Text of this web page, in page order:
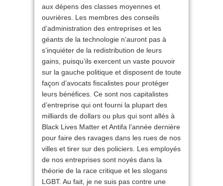
aux dépens des classes moyennes et
ouvrières. Les membres des conseils
d’administration des entreprises et les
géants de la technologie n’auront pas à
s’inquiéter de la redistribution de leurs
gains, puisqu’ils exercent un vaste pouvoir
sur la gauche politique et disposent de toute
façon d’avocats fiscalistes pour protéger
leurs bénéfices. Ce sont nos capitalistes
d’entreprise qui ont fourni la plupart des
milliards de dollars ou plus qui sont allés à
Black Lives Matter et Antifa l’année dernière
pour faire des ravages dans les rues de nos
villes et tirer sur des policiers. Les employés
de nos entreprises sont noyés dans la
théorie de la race critique et les slogans
LGBT. Au fait, je ne suis pas contre une